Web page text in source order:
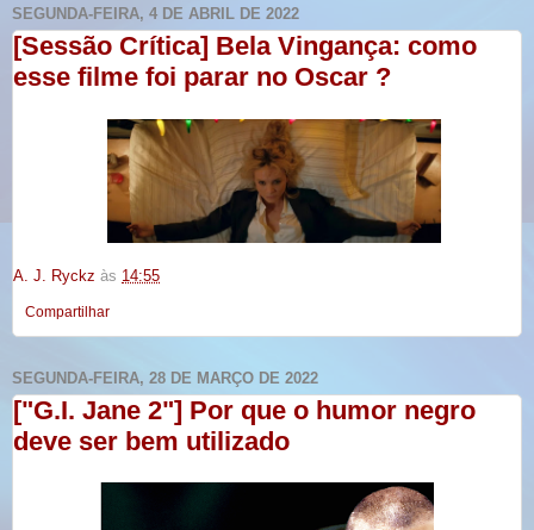
SEGUNDA-FEIRA, 4 DE ABRIL DE 2022
[Sessão Crítica] Bela Vingança: como
esse filme foi parar no Oscar ?
A. J. Ryckz às 14:55
Compartilhar
SEGUNDA-FEIRA, 28 DE MARÇO DE 2022
["G.I. Jane 2"] Por que o humor negro
deve ser bem utilizado